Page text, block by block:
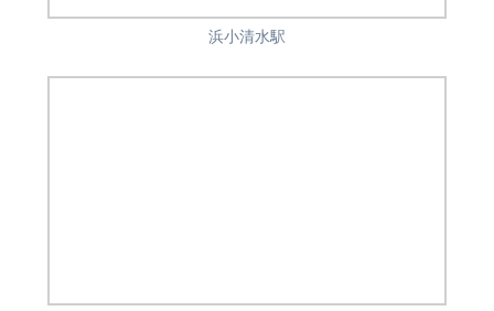
浜小清水駅